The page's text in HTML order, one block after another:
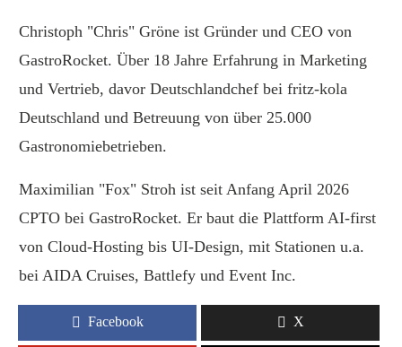
Christoph "Chris" Gröne ist Gründer und CEO von
GastroRocket. Über 18 Jahre Erfahrung in Marketing
und Vertrieb, davor Deutschlandchef bei fritz-kola
Deutschland und Betreuung von über 25.000
Gastronomiebetrieben.
Maximilian "Fox" Stroh ist seit Anfang April 2026
CPTO bei GastroRocket. Er baut die Plattform AI-first
von Cloud-Hosting bis UI-Design, mit Stationen u.a.
bei AIDA Cruises, Battlefy und Event Inc.
Facebook X